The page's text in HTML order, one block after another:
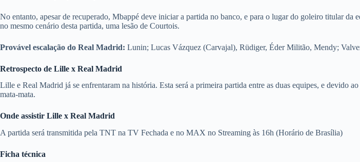
No entanto, apesar de recuperado, Mbappé deve iniciar a partida no banco, e para o lugar do goleiro titular
no mesmo cenário desta partida, uma lesão de Courtois.
Provável escalação do Real Madrid: Lunin; Lucas Vázquez (Carvajal), Rüdiger, Éder Militão, Mendy;
Retrospecto de Lille x Real Madrid
Lille e Real Madrid já se enfrentaram na história. Esta será a primeira partida entre as duas equipes, e devido
mata-mata.
Onde assistir Lille x Real Madrid
A partida será transmitida pela TNT na TV Fechada e no MAX no Streaming às 16h (Horário de Brasília)
Ficha técnica